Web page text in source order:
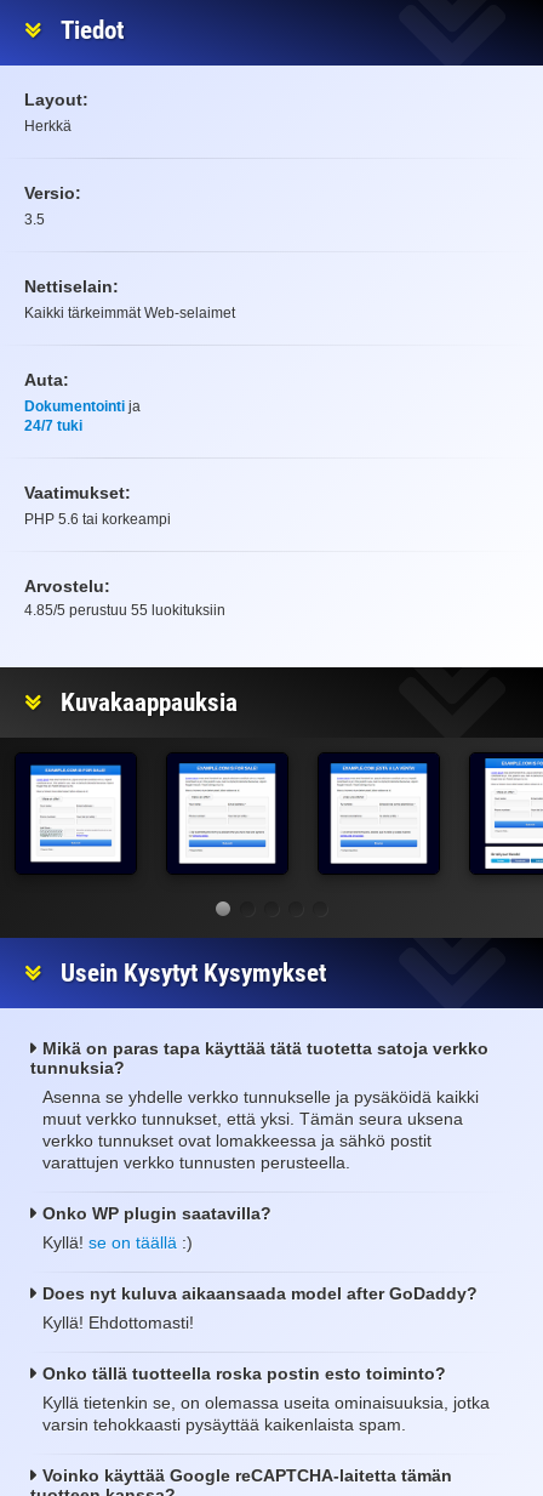
Tiedot
Layout:
Herkkä
Versio:
3.5
Nettiselain:
Kaikki tärkeimmät Web-selaimet
Auta:
Dokumentointi ja
24/7 tuki
Vaatimukset:
PHP 5.6 tai korkeampi
Arvostelu:
Arvostelu
4.85/5 perustuu 55 luokituksiin
Kuvakaappauksia
Usein Kysytyt Kysymykset
Mikä on paras tapa käyttää tätä tuotetta satoja verkko
tunnuksia?
Asenna se yhdelle verkko tunnukselle ja pysäköidä kaikki
muut verkko tunnukset, että yksi. Tämän seura uksena
verkko tunnukset ovat lomakkeessa ja sähkö postit
varattujen verkko tunnusten perusteella.
Onko WP plugin saatavilla?
Kyllä! se on täällä :)
Does nyt kuluva aikaansaada model after GoDaddy?
Kyllä! Ehdottomasti!
Onko tällä tuotteella roska postin esto toiminto?
Kyllä tietenkin se, on olemassa useita ominaisuuksia, jotka
varsin tehokkaasti pysäyttää kaikenlaista spam.
Voinko käyttää Google reCAPTCHA-laitetta tämän